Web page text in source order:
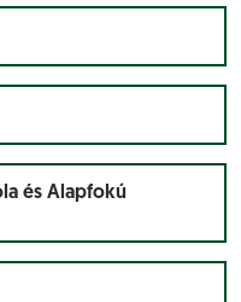
és Alapfokú